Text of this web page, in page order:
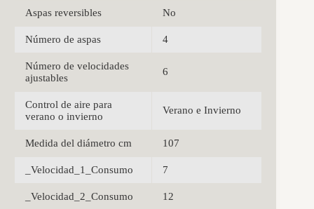
Aspas reversibles No
Número de aspas 4
Número de velocidades
ajustables
6
Control de aire para
verano o invierno
Verano e Invierno
Medida del diámetro cm 107
_Velocidad_1_Consumo 7
_Velocidad_2_Consumo 12